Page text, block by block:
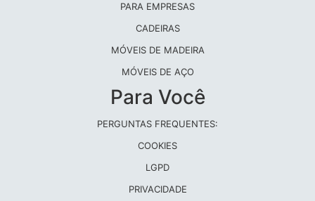
PARA EMPRESAS
CADEIRAS
MÓVEIS DE MADEIRA
MÓVEIS DE AÇO
Para Você
PERGUNTAS FREQUENTES:
COOKIES
LGPD
PRIVACIDADE